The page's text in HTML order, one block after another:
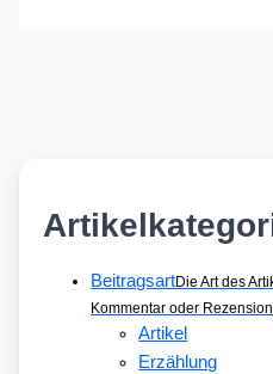
BeitragsartDie Art des
Kommentar oder Rezension
Artikel
Erzählung